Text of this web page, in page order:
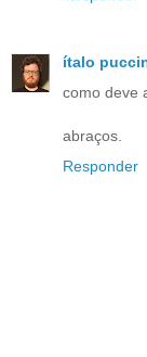
ítalo
como deve
abraços.
Responder